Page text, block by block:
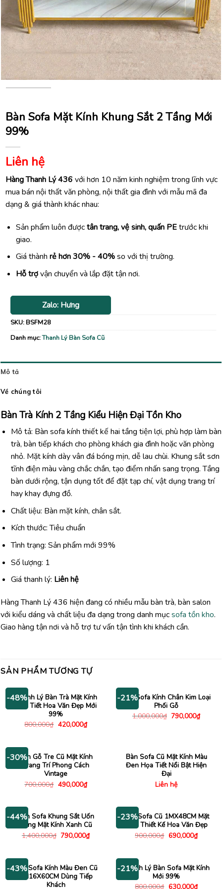
Bàn Sofa Mặt Kính Khung Sắt 2 Tầng Mới
99%
Liên hệ
Hàng Thanh Lý 436 với hơn 10 năm kinh nghiệm trong lĩnh vực
mua bán nội thất văn phòng, nội thất gia đình với mẫu mã đa
dạng & giá thành khác nhau:
Sản phẩm luôn đượctân trang, vệ sinh, quấn PEtrước khi
giao.
Giá thành rẻ hơn 30% - 40%so với thị trường.
Hỗ trợvận chuyển và lắp đặt tận nơi.
Zalo: Hưng
SKU:BSFM28
Danh mục:Thanh Lý Bàn Sofa Cũ
Mô tả
Về chúng tôi
Bàn Trà Kính 2 Tầng Kiểu Hiện Đại Tồn Kho
Mô tả: Bàn sofa kính thiết kế hai tầng tiện lợi, phù hợp làm bàn
trà, bàn tiếp khách cho phòng khách gia đình hoặc văn phòng
nhỏ. Mặt kính dày vân đá bóng mịn, dễ lau chùi. Khung sắt sơn
tĩnh điện màu vàng chắc chắn, tạo điểm nhấn sang trọng. Tầng
bàn dưới rộng, tận dụng tốt để đặt tạp chí, vật dụng trang trí
hay khay đựng đồ.
Chất liệu: Bàn mặt kính, chân sắt.
Kích thước: Tiêu chuẩn
Tình trạng: Sản phẩm mới 99%
Số lượng: 1
Giá thanh lý: Liên hệ
Hàng Thanh Lý 436 hiện đang có nhiều mẫu bàn trà, bàn salon
với kiểu dáng và chất liệu đa dạng trong danh mụcsofa tồn kho.
Giao hàng tận nơi và hỗ trợ tư vấn tận tình khi khách cần.
SẢN PHẨM TƯƠNG TỰ
-48%
Thanh Lý Bàn Trà Mặt Kính
Họa Tiết Hoa Văn Đẹp Mới
99%
800,000₫ Giá
420,000₫Giá
hiện
-21%
Bàn Sofa Kính Chân Kim Loại
Phối Gỗ
1,000,000₫ Giá
790,000₫Giá
hiện
-30%Bàn Gỗ Tre Cũ Mặt Kính
Trang Trí Phong Cách
Vintage
700,000₫ Giá
490,000₫Giá
hiện
490,000₫.
Bàn Sofa Cũ Mặt Kính Màu
Đen Họa Tiết Nổi Bật Hiện
Đại
Liên hệ
-44%Bàn Sofa Khung Sắt Uốn
Cong Mặt Kính Xanh Cũ
1,400,000₫ Giá
790,000₫Giá
hiện
790,000₫.
-23%
Bàn Sofa Cũ 1MX48CM Mặt
Kính Thiết Kế Hoa Văn Đẹp
900,000₫ Giá
690,000₫Giá
hiện
-43%
Bàn Sofa Kính Màu Đen Cũ
1M16X60CM Dùng Tiếp
Khách
-21%
Thanh Lý Bàn Sofa Mặt Kính
Mới 99%
800,000₫ Giá
630,000₫Giá